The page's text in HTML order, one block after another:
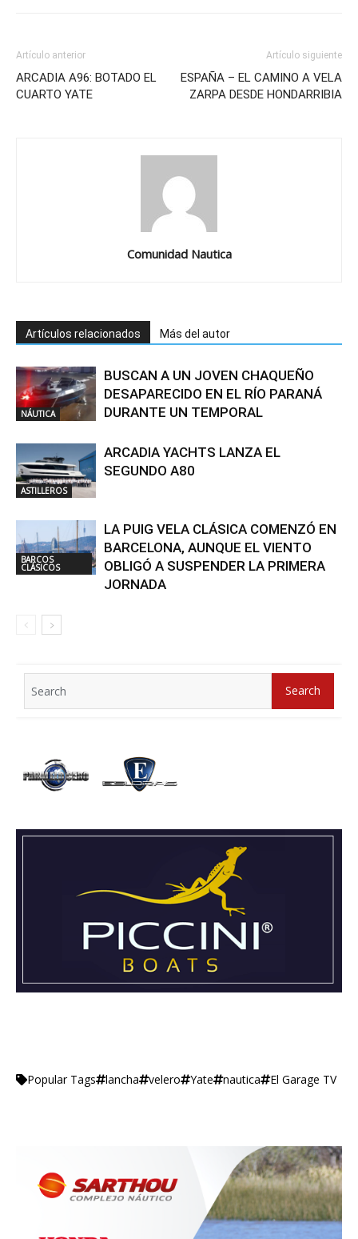
Artículo anterior
ARCADIA A96: BOTADO EL
CUARTO YATE
Artículo siguiente
ESPAÑA – EL CAMINO A VELA
ZARPA DESDE HONDARRIBIA
Comunidad Nautica
Artículos relacionados Más del autor
NÁUTICA
BUSCAN A UN JOVEN CHAQUEÑO
DESAPARECIDO EN EL RÍO PARANÁ
DURANTE UN TEMPORAL
ASTILLEROS
ARCADIA YACHTS LANZA EL
SEGUNDO A80
BARCOS
CLÁSICOS
LA PUIG VELA CLÁSICA COMENZÓ EN
BARCELONA, AUNQUE EL VIENTO
OBLIGÓ A SUSPENDER LA PRIMERA
JORNADA
for:
Search
Popular Tags lancha velero Yate nautica El Garage TV